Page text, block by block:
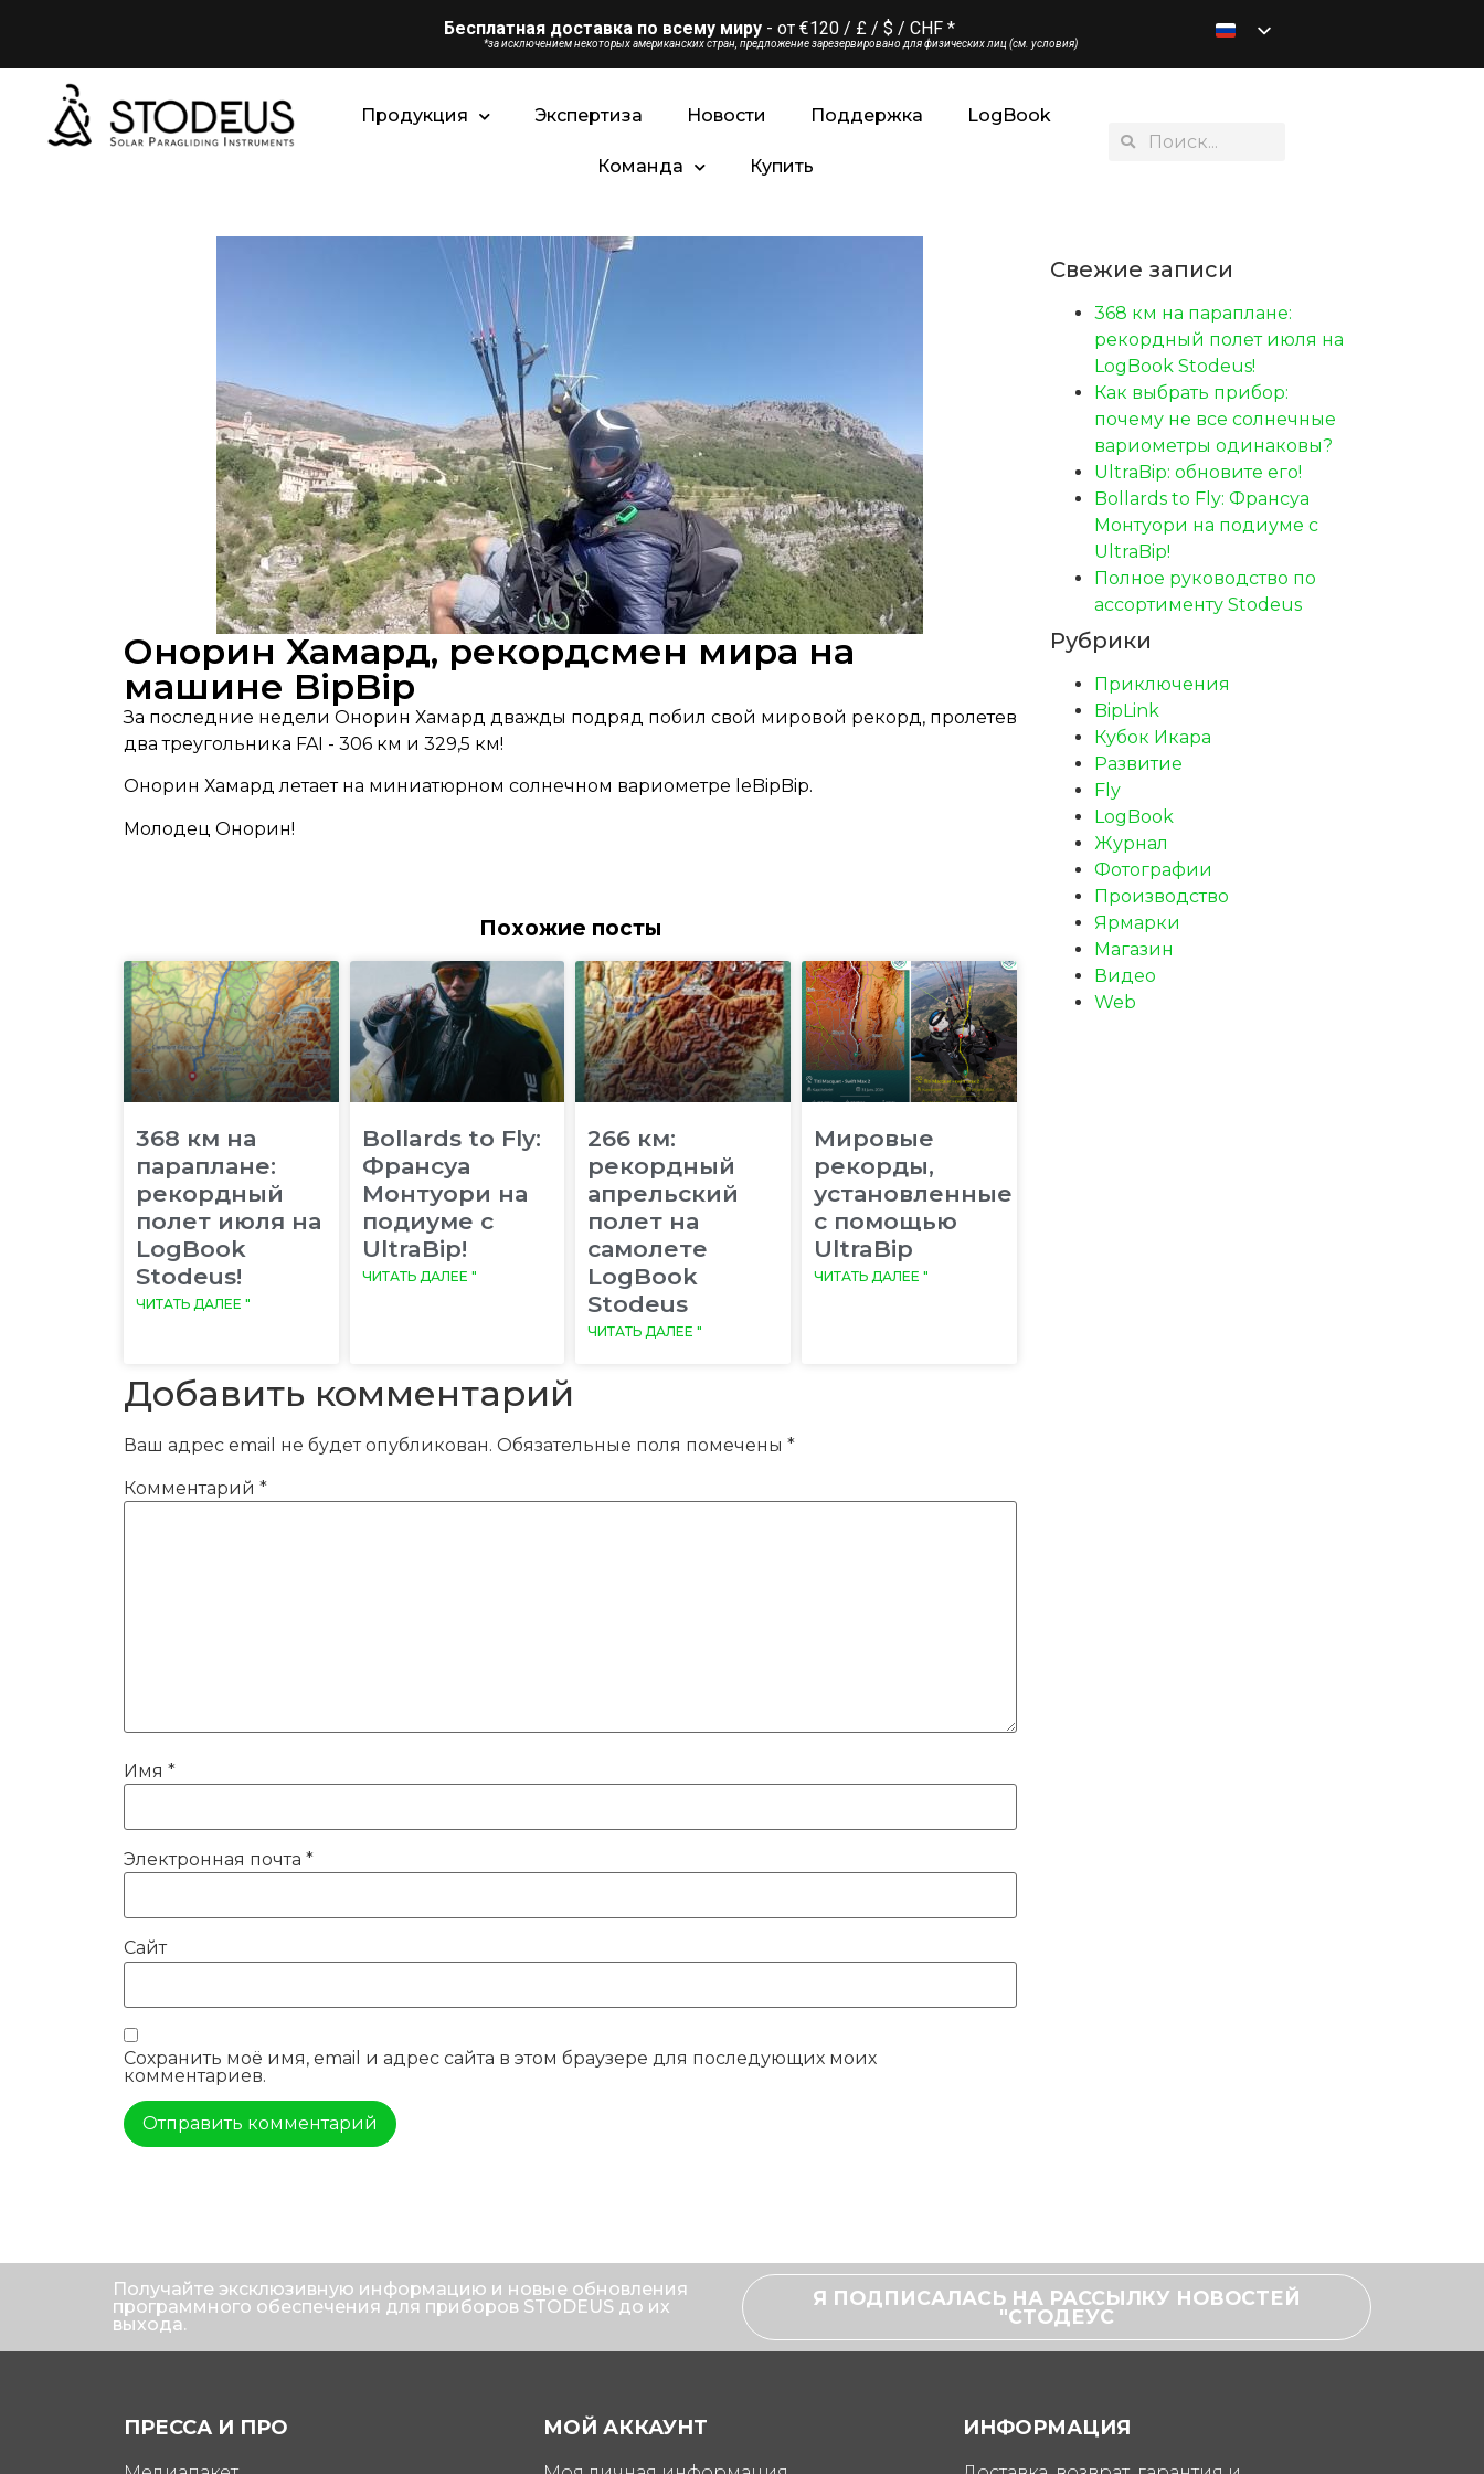
Бесплатная доставка по всему миру - от €120 / £ / $ / CHF *
*за исключением некоторых американских стран, предложение зарезервировано для физических лиц (см. условия)
Продукция Экспертиза Новости Поддержка LogBook
Команда Купить
Онорин Хамард, рекордсмен мира на
машине BipBip
За последние недели Онорин Хамард дважды подряд побил свой мировой рекорд, пролетев
два треугольника FAI - 306 км и 329,5 км!
Онорин Хамард летает на миниатюрном солнечном вариометре leBipBip.
Молодец Онорин!
Похожие посты
368 км на
параплане:
рекордный
полет июля на
LogBook
Stodeus!
ЧИТАТЬ ДАЛЕЕ "
Bollards to Fly:
Франсуа
Монтуори на
подиуме с
UltraBip!
ЧИТАТЬ ДАЛЕЕ "
266 км:
рекордный
апрельский
полет на
самолете
LogBook
Stodeus
ЧИТАТЬ ДАЛЕЕ "
Мировые
рекорды,
установленные
с помощью
UltraBip
ЧИТАТЬ ДАЛЕЕ "
Добавить комментарий
Ваш адрес email не будет опубликован. Обязательные поля помечены *
Комментарий *
Имя *
Электронная почта *
Сайт
Сохранить моё имя, email и адрес сайта в этом браузере для последующих моих
комментариев.
Свежие записи
368 км на параплане:
рекордный полет июля на
LogBook Stodeus!
Как выбрать прибор:
почему не все солнечные
вариометры одинаковы?
UltraBip: обновите его!
Bollards to Fly: Франсуа
Монтуори на подиуме с
UltraBip!
Полное руководство по
ассортименту Stodeus
Рубрики
Приключения
BipLink
Кубок Икара
Развитие
Fly
LogBook
Журнал
Фотографии
Производство
Ярмарки
Магазин
Видео
Web
Получайте эксклюзивную информацию и новые обновления
программного обеспечения для приборов STODEUS до их
выхода.
Я ПОДПИСАЛАСЬ НА РАССЫЛКУ НОВОСТЕЙ
"СТОДЕУС
ПРЕССА И ПРО МОЙ АККАУНТ ИНФОРМАЦИЯ